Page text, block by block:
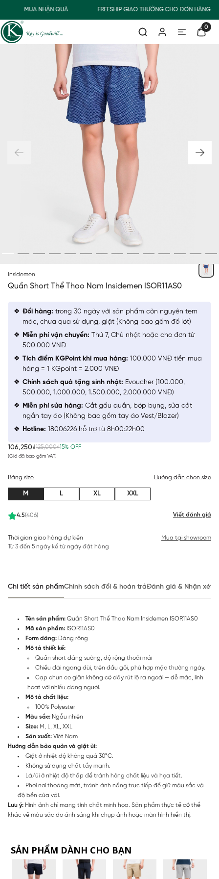
MUA NHẬN QUÀ FREESHIP GIAO THƯỜNG CHO ĐƠN HÀNG
0
Insidemen
Quần Short Thể Thao Nam Insidemen ISOR11AS0
106,250₫125,000₫15% OFF
(Giá đã bao gồm VAT)
4.5(406) Viết đánh giá
Bảng size Hướng dẫn chọn size
M L XL XXL
Thời gian giao hàng dự kiến
Từ 3 đến 5 ngày kể từ ngày đặt hàng
Mua tại showroom
Đổi hàng: trong 30 ngày với sản phẩm còn nguyên tem
mác, chưa qua sử dụng, giặt (Không bao gồm đồ lót)
Miễn phí vận chuyển: Thứ 7, Chủ nhật hoặc cho đơn từ
500.000 VNĐ
Tích điểm KGPoint khi mua hàng: 100.000 VNĐ tiền mua
hàng = 1 KGpoint = 2.000 VNĐ
Chính sách quà tặng sinh nhật: Evoucher (100.000,
500.000, 1.000.000, 1.500.000, 2.000.000 VNĐ)
Miễn phí sửa hàng: Cắt gấu quần, bóp bụng, sửa cắt
ngắn tay áo (Không bao gồm tay áo Vest/Blazer)
Hotline: 18006226 hỗ trợ từ 8h00:22h00
Chi tiết sản phẩmChính sách đổi & hoàn trảĐánh giá & Nhận xét
Tên sản phẩm: Quần Short Thể Thao Nam Insidemen ISOR11AS0
Mã sản phẩm: ISOR11AS0
Form dáng: Dáng rộng
Mô tả thiết kế:
Quần short dáng suông, độ rộng thoải mái
Chiều dài ngang đùi, trên đầu gối, phù hợp mặc thường ngày.
Cạp chun co giãn không có dây rút lộ ra ngoài — dễ mặc, linh
hoạt với nhiều dáng người.
Mô tả chất liệu:
100% Polyester
Màu sắc: Ngẫu nhiên
Size: M, L, XL, XXL
Sản xuất: Việt Nam
Hướng dẫn bảo quản và giặt ủi:
Giặt ở nhiệt độ không quá 30°C.
Không sử dụng chất tẩy mạnh.
Là/ủi ở nhiệt độ thấp để tránh hỏng chất liệu và họa tiết.
Phơi nơi thoáng mát, tránh ánh nắng trực tiếp để giữ màu sắc và
độ bền của vải.
Lưu ý: Hình ảnh chỉ mang tính chất minh họa. Sản phẩm thực tế có thể
khác về màu sắc do ánh sáng khi chụp ảnh hoặc màn hình hiển thị.
SẢN PHẨM DÀNH CHO BẠN